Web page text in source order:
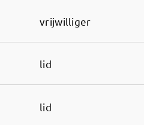
vrijwilliger
lid
lid